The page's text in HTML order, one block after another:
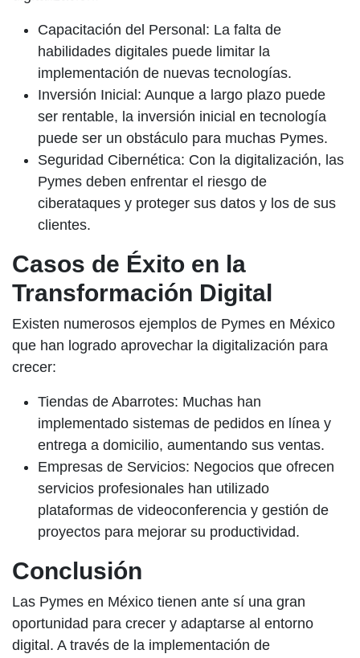
Capacitación del Personal: La falta de
habilidades digitales puede limitar la
implementación de nuevas tecnologías.
Inversión Inicial: Aunque a largo plazo puede
ser rentable, la inversión inicial en tecnología
puede ser un obstáculo para muchas Pymes.
Seguridad Cibernética: Con la digitalización, las
Pymes deben enfrentar el riesgo de
ciberataques y proteger sus datos y los de sus
clientes.
Casos de Éxito en la
Transformación Digital
Existen numerosos ejemplos de Pymes en México
que han logrado aprovechar la digitalización para
crecer:
Tiendas de Abarrotes: Muchas han
implementado sistemas de pedidos en línea y
entrega a domicilio, aumentando sus ventas.
Empresas de Servicios: Negocios que ofrecen
servicios profesionales han utilizado
plataformas de videoconferencia y gestión de
proyectos para mejorar su productividad.
Conclusión
Las Pymes en México tienen ante sí una gran
oportunidad para crecer y adaptarse al entorno
digital. A través de la implementación de